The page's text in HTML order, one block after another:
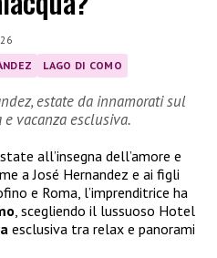
LAGO DI COMO
estate da innamorati sul
vacanza esclusiva.
all’insegna dell’amore e
a José Hernandez e ai figli
e Roma, l’imprenditrice ha
, scegliendo il lussuoso Hotel
esclusiva tra relax e panorami